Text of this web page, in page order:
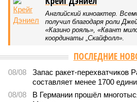
В нескольких станциях от уже
леса» пайщики ЖК «Станция Л»
компании Capital Group начала
«Станция ожидания»